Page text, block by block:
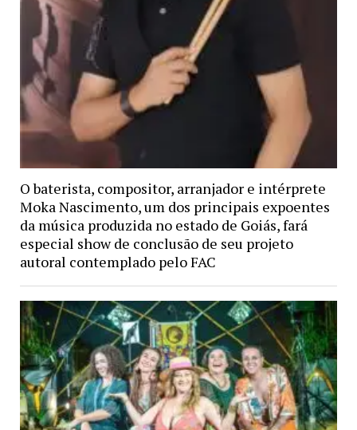
O baterista, compositor, arranjador e intérprete
Moka Nascimento, um dos principais expoentes
da música produzida no estado de Goiás, fará
especial show de conclusão de seu projeto
autoral contemplado pelo FAC